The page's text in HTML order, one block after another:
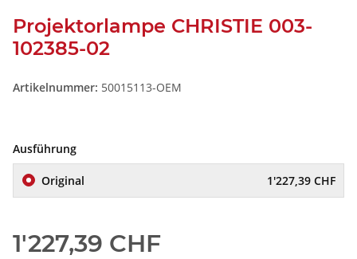
Projektorlampe CHRISTIE 003-
102385-02
Artikelnummer: 50015113-OEM
Ausführung
Original 1'227,39 CHF
1'227,39 CHF